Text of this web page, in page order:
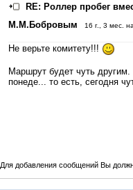
RE: Роллер пробег
М.М.Бобровым
16 г., 3 мес.
Не верьте комитету!!!
Маршрут будет чуть
понеде... то есть, сегодня
Для добавления сообщений Вы